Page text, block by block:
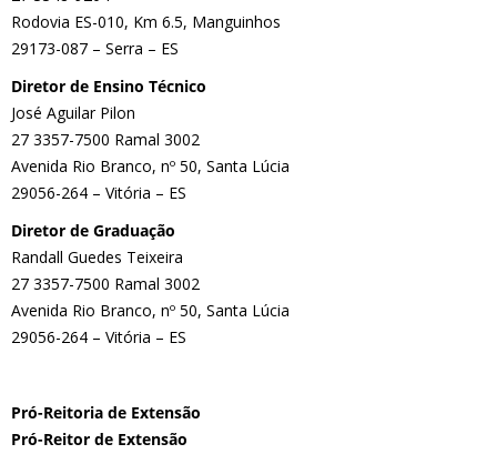
Rodovia ES-010, Km 6.5, Manguinhos
29173-087 – Serra – ES
Diretor de Ensino Técnico
José Aguilar Pilon
27 3357-7500 Ramal 3002
Avenida Rio Branco, nº 50, Santa Lúcia
29056-264 – Vitória – ES
Diretor de Graduação
Randall Guedes Teixeira
27 3357-7500 Ramal 3002
Avenida Rio Branco, nº 50, Santa Lúcia
29056-264 – Vitória – ES
Pró-Reitoria de Extensão
Pró-Reitor de Extensão